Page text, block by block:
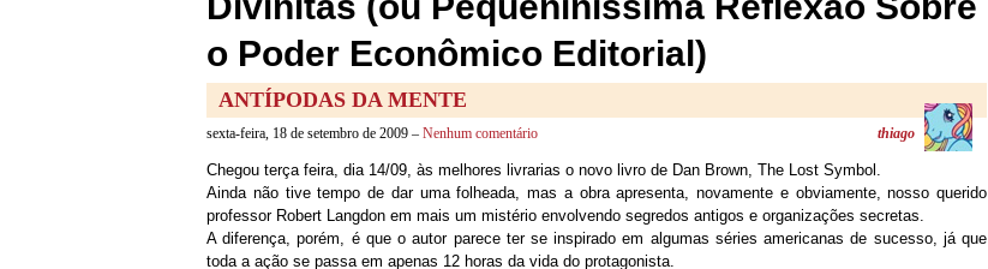
o Poder Econômico Editorial)
ANTÍPODAS DA MENTE
sexta-feira, 18 de setembro de 2009 – Nenhum comentário thiago
Chegou terça feira, dia 14/09, às melhores livrarias o novo livro de Dan Brown, The Lost Symbol.
Ainda não tive tempo de dar uma folheada, mas a obra apresenta, novamente e obviamente, nosso querido
professor Robert Langdon em mais um mistério envolvendo segredos antigos e organizações secretas.
A diferença, porém, é que o autor parece ter se inspirado em algumas séries americanas de sucesso, já que
toda a ação se passa em apenas 12 horas da vida do protagonista.